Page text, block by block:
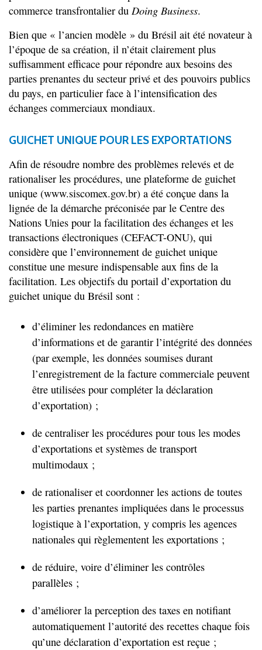
commerce transfrontalier du Doing Business.
Bien que « l’ancien modèle » du Brésil ait été novateur à
l’époque de sa création, il n’était clairement plus
suffisamment efficace pour répondre aux besoins des
parties prenantes du secteur privé et des pouvoirs publics
du pays, en particulier face à l’intensification des
échanges commerciaux mondiaux.
GUICHET UNIQUE POUR LES EXPORTATIONS
Afin de résoudre nombre des problèmes relevés et de
rationaliser les procédures, une plateforme de guichet
unique (www.siscomex.gov.br) a été conçue dans la
lignée de la démarche préconisée par le Centre des
Nations Unies pour la facilitation des échanges et les
transactions électroniques (CEFACT-ONU), qui
considère que l’environnement de guichet unique
constitue une mesure indispensable aux fins de la
facilitation. Les objectifs du portail d’exportation du
guichet unique du Brésil sont :
d’éliminer les redondances en matière
d’informations et de garantir l’intégrité des données
(par exemple, les données soumises durant
l’enregistrement de la facture commerciale peuvent
être utilisées pour compléter la déclaration
d’exportation) ;
de centraliser les procédures pour tous les modes
d’exportations et systèmes de transport
multimodaux ;
de rationaliser et coordonner les actions de toutes
les parties prenantes impliquées dans le processus
logistique à l’exportation, y compris les agences
nationales qui règlementent les exportations ;
de réduire, voire d’éliminer les contrôles
parallèles ;
d’améliorer la perception des taxes en notifiant
automatiquement l’autorité des recettes chaque fois
qu’une déclaration d’exportation est reçue ;